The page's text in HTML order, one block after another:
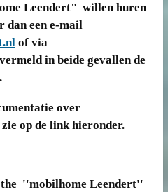
Leendert" willen huren
dan een e-mail
of via
in beide gevallen de
over
op de link hieronder.
''mobilhome Leendert''